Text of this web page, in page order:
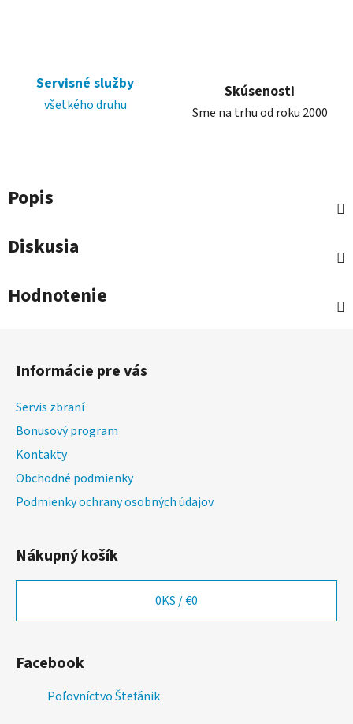
Servisné služby
všetkého druhu
Skúsenosti
Sme na trhu od roku 2000
Popis
Diskusia
Hodnotenie
Informácie pre vás
Servis zbraní
Bonusový program
Kontakty
Obchodné podmienky
Podmienky ochrany osobných údajov
Nákupný košík
0KS /€0
Facebook
Poľovníctvo Štefánik